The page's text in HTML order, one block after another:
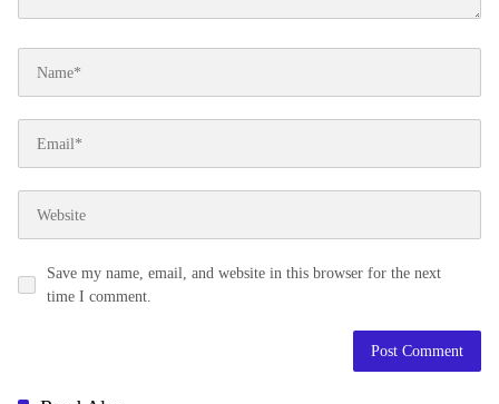
Save my name, email, and website in this browser for the next
time I comment.